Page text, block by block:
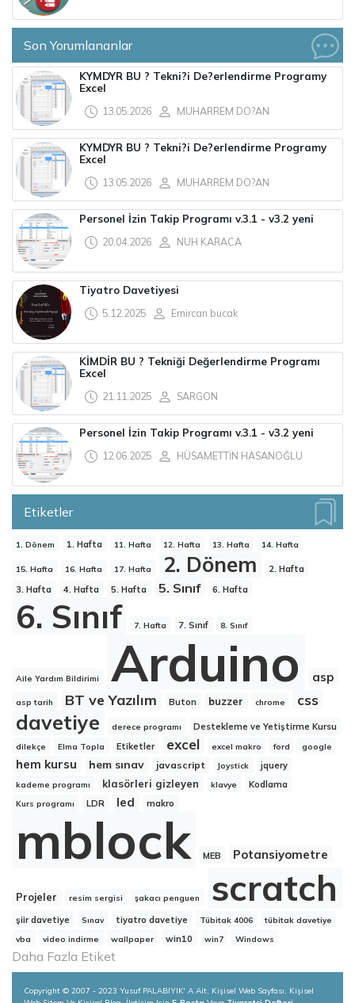
Son Yorumlananlar
KYMDYR BU ? Tekni?i De?erlendirme Programy
Excel
13.05.2026
MUHARREM DO?AN
KYMDYR BU ? Tekni?i De?erlendirme Programy
Excel
13.05.2026
MUHARREM DO?AN
Personel İzin Takip Programı v.3.1 - v3.2 yeni
20.04.2026
NUH KARACA
Tiyatro Davetiyesi
5.12.2025
Emircan bucak
KİMDİR BU ? Tekniği Değerlendirme Programı
Excel
21.11.2025
SARGON
Personel İzin Takip Programı v.3.1 - v3.2 yeni
12.06.2025
HÜSAMETTİN HASANOĞLU
Etiketler
1. Dönem 1. Hafta 11. Hafta 12. Hafta 13. Hafta 14. Hafta
15. Hafta 16. Hafta 17. Hafta 2. Dönem
2. Hafta
3. Hafta
4. Hafta 5. Hafta 5. Sınıf 6. Hafta
6. Sınıf 7. Hafta 7. Sınıf 8. Sınıf
Aile Yardım Bildirimi Arduino asp
asp tarih BT ve Yazılım Buton buzzer chrome css
davetiye derece programı Destekleme ve Yetiştirme Kursu
dilekçe Elma Topla Etiketler excel excel makro ford google
hem kursu hem sınav javascript Joystick jquery
kademe programı klasörleri gizleyen klavye Kodlama
Kurs programı LDR led makro
mblock MEB Potansiyometre
Projeler resim sergisi şakacı penguen scratch
şiir davetiye Sınav tiyatro davetiye Tübitak 4006
tübitak davetiye
vba
video indirme wallpaper win10 win7 Windows
Daha Fazla Etiket
Copyright © 2007 - 2023 Yusuf PALABIYIK' A Ait, Kişisel Web Sayfası, Kişisel